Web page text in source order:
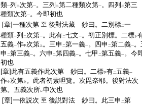
類一列 二次第一。三列 二第二種類次第一。四列 二第三
種類次第一。今即初也
[章]一種次第 至 後對法藏 鈔曰。二別標二一
種類一列 二次第一。此有二七文一。初正別標。二標下
五義一作中次第 上 。三申 二第一義一。四申 二第二義一。
申 二第三義一。六申 二第四義一。七甲 二第五義一。今
初也
[章]此有五義作此次第 鈔曰。二標下有二五義一
作中次第 上 。此者初素呾覽。次毘奈耶。後對法次
第。五義次所レ申次也
[章]一依説次 至 後説對法 鈔曰。此三申 二第